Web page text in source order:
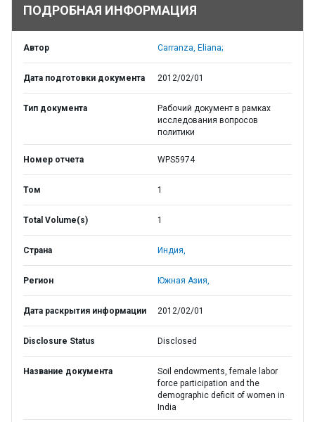
ПОДРОБНАЯ ИНФОРМАЦИЯ
Автор Carranza, Eliana;
Дата подготовки документа 2012/02/01
Тип документа
Рабочий документ в рамках
исследования вопросов
политики
Номер отчета WPS5974
Том 1
Total Volume(s) 1
Страна Индия,
Регион Южная Азия,
Дата раскрытия информации 2012/02/01
Disclosure Status Disclosed
Название документа
Soil endowments, female labor
force participation and the
demographic deficit of women in
India